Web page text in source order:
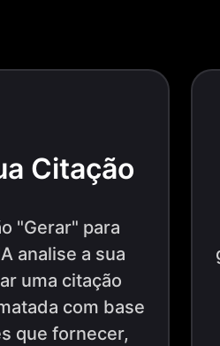
Citação
"Gerar" para
analise a sua
uma citação
com base
que fornecer,